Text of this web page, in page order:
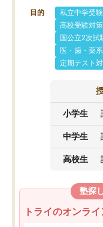
目的 私立中学受
高校受験対策
国公立2次試
医・歯・薬
定期テスト
小学生
中学生
高校生
塾探
トライのオンラ